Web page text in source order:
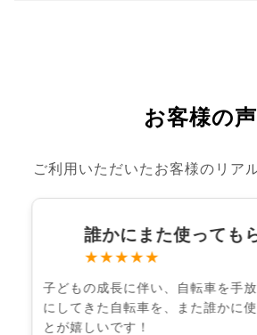
お客様の声
ご利用いただいたお客様のリア
誰かにまた使っても
★★★★★
子どもの成長に伴い、自転車を手
にしてきた自転車を、また誰かに
とが嬉しいです！